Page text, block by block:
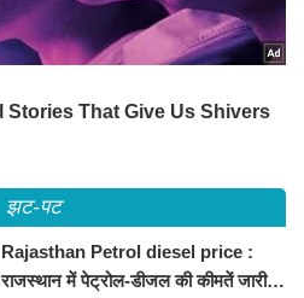
झट-पट
Rajasthan Petrol diesel price :
राजस्थान में पेट्रोल-डीजल की कीमतें जारी,